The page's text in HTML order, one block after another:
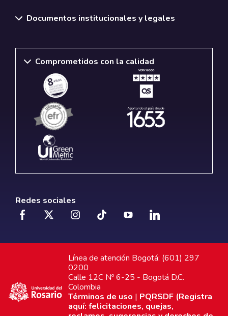
Documentos institucionales y legales
Comprometidos con la calidad
Redes sociales
Línea de atención Bogotá: (601) 297
0200
Calle 12C Nº 6-25 - Bogotá D.C.
Colombia
Términos de uso | PQRSDF (Registra
aquí: felicitaciones, quejas,